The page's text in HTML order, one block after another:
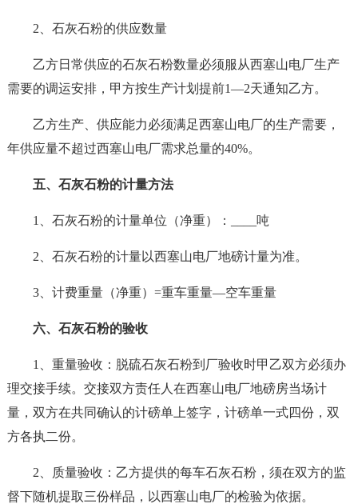
2、石灰石粉的供应数量
乙方日常供应的石灰石粉数量必须服从西塞山电厂生产
需要的调运安排，甲方按生产计划提前1—2天通知乙方。
乙方生产、供应能力必须满足西塞山电厂的生产需要，
年供应量不超过西塞山电厂需求总量的40%。
五、石灰石粉的计量方法
1、石灰石粉的计量单位（净重）：____吨
2、石灰石粉的计量以西塞山电厂地磅计量为准。
3、计费重量（净重）=重车重量—空车重量
六、石灰石粉的验收
1、重量验收：脱硫石灰石粉到厂验收时甲乙双方必须办
理交接手续。交接双方责任人在西塞山电厂地磅房当场计
量，双方在共同确认的计磅单上签字，计磅单一式四份，双
方各执二份。
2、质量验收：乙方提供的每车石灰石粉，须在双方的监
督下随机提取三份样品，以西塞山电厂的检验为依据。